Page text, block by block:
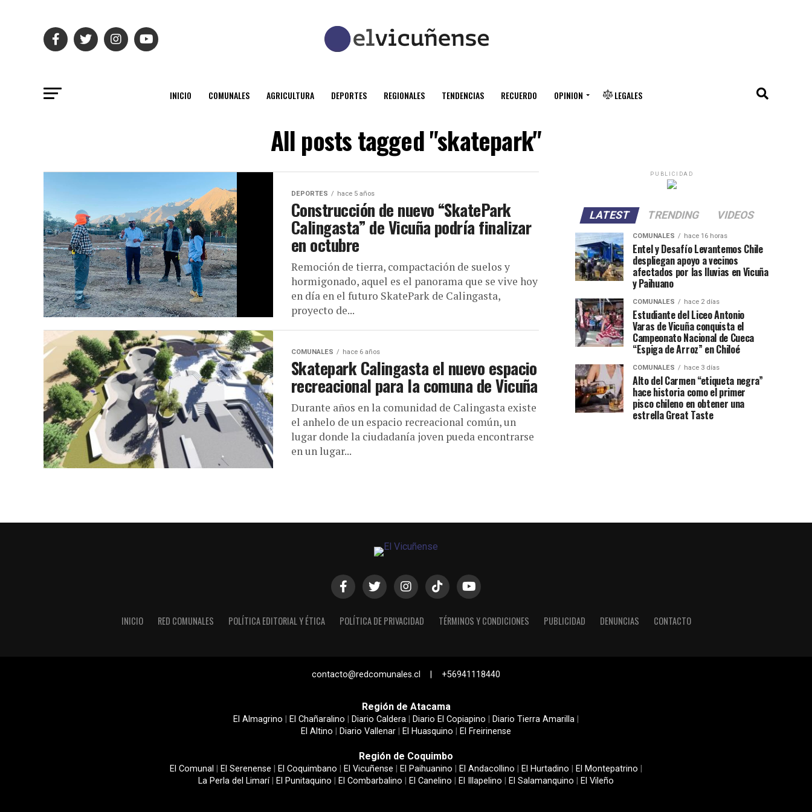
INICIO COMUNALES AGRICULTURA DEPORTES REGIONALES TENDENCIAS RECUERDO OPINION LEGALES
All posts tagged "skatepark"
DEPORTES hace 5 años
Construcción de nuevo “SkatePark
Calingasta” de Vicuña podría finalizar
en octubre
Remoción de tierra, compactación de suelos y
hormigonado, aquel es el panorama que se vive hoy
en día en el futuro SkatePark de Calingasta,
proyecto de...
COMUNALES hace 6 años
Skatepark Calingasta el nuevo espacio
recreacional para la comuna de Vicuña
Durante años en la comunidad de Calingasta existe
el anhelo de un espacio recreacional común, un
lugar donde la ciudadanía joven pueda encontrarse
en un lugar...
PUBLICIDAD
LATEST TRENDING VIDEOS
COMUNALES hace 16 horas
Entel y Desafío Levantemos Chile
despliegan apoyo a vecinos
afectados por las lluvias en Vicuña
y Paihuano
COMUNALES hace 2 días
Estudiante del Liceo Antonio
Varas de Vicuña conquista el
Campeonato Nacional de Cueca
“Espiga de Arroz” en Chiloé
COMUNALES hace 3 días
Alto del Carmen “etiqueta negra”
hace historia como el primer
pisco chileno en obtener una
estrella Great Taste
INICIO RED COMUNALES POLÍTICA EDITORIAL Y ÉTICA POLÍTICA DE PRIVACIDAD TÉRMINOS Y CONDICIONES PUBLICIDAD DENUNCIAS CONTACTO
contacto@redcomunales.cl | +56941118440
Región de Atacama
El Almagrino El Chañaralino Diario Caldera Diario El Copiapino Diario Tierra Amarilla
El Altino
Diario Vallenar El Huasquino El Freirinense
Región de Coquimbo
El Comunal El Serenense El Coquimbano El Vicuñense El Paihuanino El Andacollino El Hurtadino El Montepatrino
La Perla del Limarí| El Punitaquino El Combarbalino El Canelino El Illapelino El Salamanquino El Vileño